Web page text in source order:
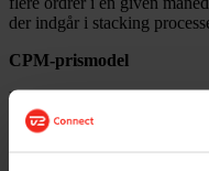
der indgår i stacking
CPM-prismodel
Den pris, som en
af, hvilken kanallevering
ønskes indrykket i, samt